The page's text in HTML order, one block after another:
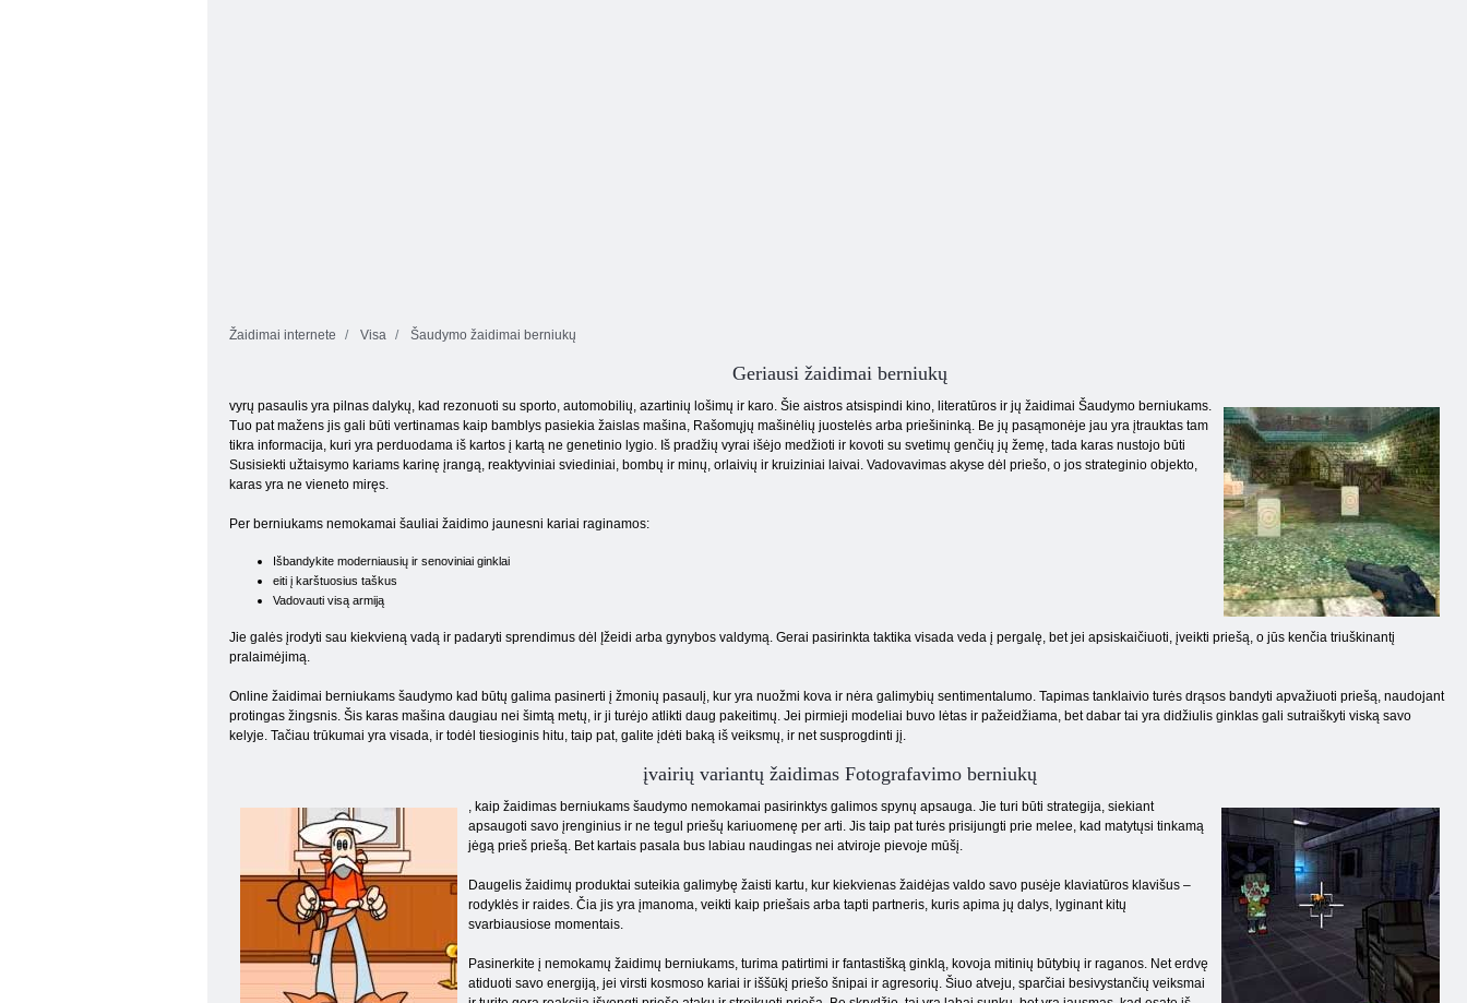
Žaidimai internete Visa Šaudymo žaidimai berniukų
Geriausi žaidimai berniukų
vyrų pasaulis yra pilnas dalykų, kad rezonuoti su sporto, automobilių, azartinių lošimų ir karo. Šie aistros atsispindi kino, literatūros ir jų žaidimai Šaudymo berniukams.
Tuo pat mažens jis gali būti vertinamas kaip bamblys pasiekia žaislas mašina, Rašomųjų mašinėlių juostelės arba priešininką. Be jų pasąmonėje jau yra įtrauktas tam
tikra informacija, kuri yra perduodama iš kartos į kartą ne genetinio lygio. Iš pradžių vyrai išėjo medžioti ir kovoti su svetimų genčių jų žemę, tada karas nustojo būti
Susisiekti užtaisymo kariams karinę įrangą, reaktyviniai sviediniai, bombų ir minų, orlaivių ir kruiziniai laivai. Vadovavimas akyse dėl priešo, o jos strateginio objekto,
karas yra ne vieneto miręs.
Per berniukams nemokamai šauliai žaidimo jaunesni kariai raginamos:
Išbandykite moderniausių ir senoviniai ginklai
eiti į karštuosius taškus
Vadovauti visą armiją
Jie galės įrodyti sau kiekvieną vadą ir padaryti sprendimus dėl Įžeidi arba gynybos valdymą. Gerai pasirinkta taktika visada veda į pergalę, bet jei apsiskaičiuoti, įveikti priešą, o jūs kenčia triuškinantį
pralaimėjimą.
Online žaidimai berniukams šaudymo kad būtų galima pasinerti į žmonių pasaulį, kur yra nuožmi kova ir nėra galimybių sentimentalumo. Tapimas tanklaivio turės drąsos bandyti apvažiuoti priešą, naudojant
protingas žingsnis. Šis karas mašina daugiau nei šimtą metų, ir ji turėjo atlikti daug pakeitimų. Jei pirmieji modeliai buvo lėtas ir pažeidžiama, bet dabar tai yra didžiulis ginklas gali sutraiškyti viską savo
kelyje. Tačiau trūkumai yra visada, ir todėl tiesioginis hitu, taip pat, galite įdėti baką iš veiksmų, ir net susprogdinti jį.
įvairių variantų žaidimas Fotografavimo berniukų
, kaip žaidimas berniukams šaudymo nemokamai pasirinktys galimos spynų apsauga. Jie turi būti strategija, siekiant
apsaugoti savo įrenginius ir ne tegul priešų kariuomenę per arti. Jis taip pat turės prisijungti prie melee, kad matytųsi tinkamą
jėgą prieš priešą. Bet kartais pasala bus labiau naudingas nei atviroje pievoje mūšį.
Daugelis žaidimų produktai suteikia galimybę žaisti kartu, kur kiekvienas žaidėjas valdo savo pusėje klaviatūros klavišus –
rodyklės ir raides. Čia jis yra įmanoma, veikti kaip priešais arba tapti partneris, kuris apima jų dalys, lyginant kitų
svarbiausiose momentais.
Pasinerkite į nemokamų žaidimų berniukams, turima patirtimi ir fantastišką ginklą, kovoja mitinių būtybių ir raganos. Net erdvę
atiduoti savo energiją, jei virsti kosmoso kariai ir iššūkį priešo šnipai ir agresorių. Šiuo atveju, sparčiai besivystančių veiksmai